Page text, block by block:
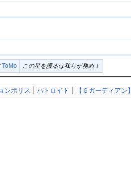
ToMo この星を護るは我らが務め！
ンポリス バトロイド 【Ｇガーディアン】